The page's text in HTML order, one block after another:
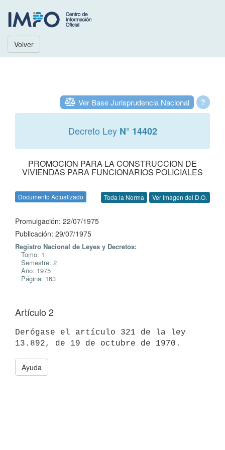
Volver
?
Ver Base Jurisprudencia Nacional
Decreto Ley N° 14402
PROMOCION PARA LA CONSTRUCCION DE
VIVIENDAS PARA FUNCIONARIOS POLICIALES
Documento Actualizado Toda la Norma Ver Imagen del D.O.
Promulgación: 22/07/1975
Publicación: 29/07/1975
Registro Nacional de Leyes y Decretos:
Tomo: 1
Semestre: 2
Año: 1975
Página: 163
Artículo 2
Derógase el artículo 321 de la ley
Ayuda